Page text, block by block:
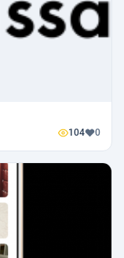
104 0